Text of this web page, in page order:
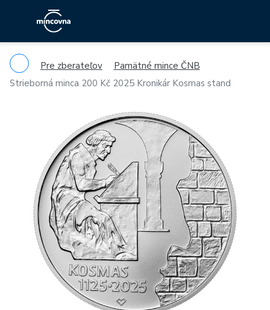
Pre zberateľov
Pamätné mince ČNB
Strieborná minca 200 Kč 2025 Kronikár Kosmas stand
Previous